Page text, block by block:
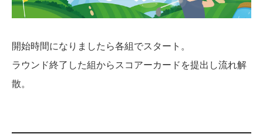
開始時間になりましたら各組でスタート。
ラウンド終了した組からスコアーカードを提出し流れ解
散。